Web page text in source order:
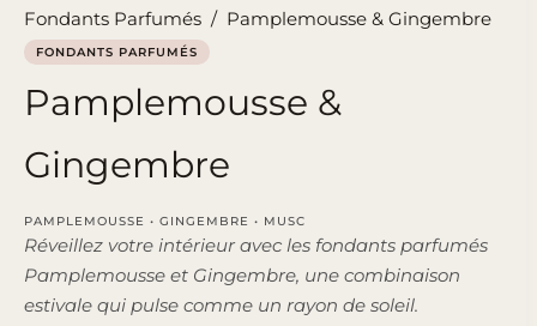
Fondants Parfumés / Pamplemousse & Gingembre
FONDANTS PARFUMÉS
Pamplemousse &
Gingembre
PAMPLEMOUSSE • GINGEMBRE • MUSC
Réveillez votre intérieur avec les fondants parfumés
Pamplemousse et Gingembre, une combinaison
estivale qui pulse comme un rayon de soleil.